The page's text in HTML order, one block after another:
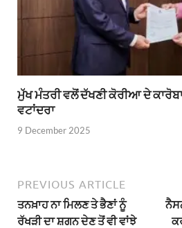
ਮੁੱਖ ਮੰਤਰੀ ਵਲੋਂ ਦੱਖਣੀ ਕੋਰੀਆ ਦੇ
ਵਟਾਂਦਰਾ
9 December 2025
PREVIOUS ARTICLE
ਤਨਖ਼ਾਹ ਨਾ ਮਿਲਣ ਤੇ ਭੈਣਾਂ ਨੂੰ
ਰੱਖੜੀ ਦਾ ਸ਼ਗਨ ਦੇਣ ਤੋਂ ਵੀ ਵਾਂਝੇ